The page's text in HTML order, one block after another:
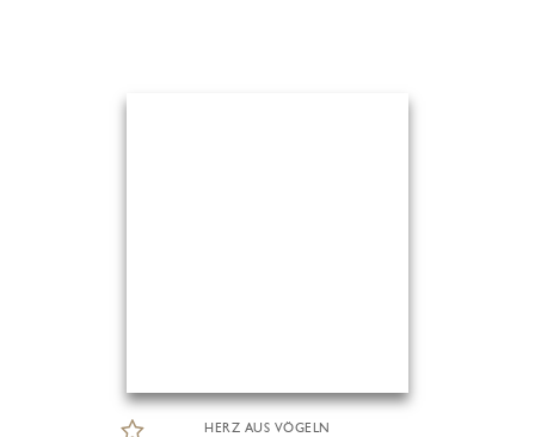
HERZ AUS VÖGELN